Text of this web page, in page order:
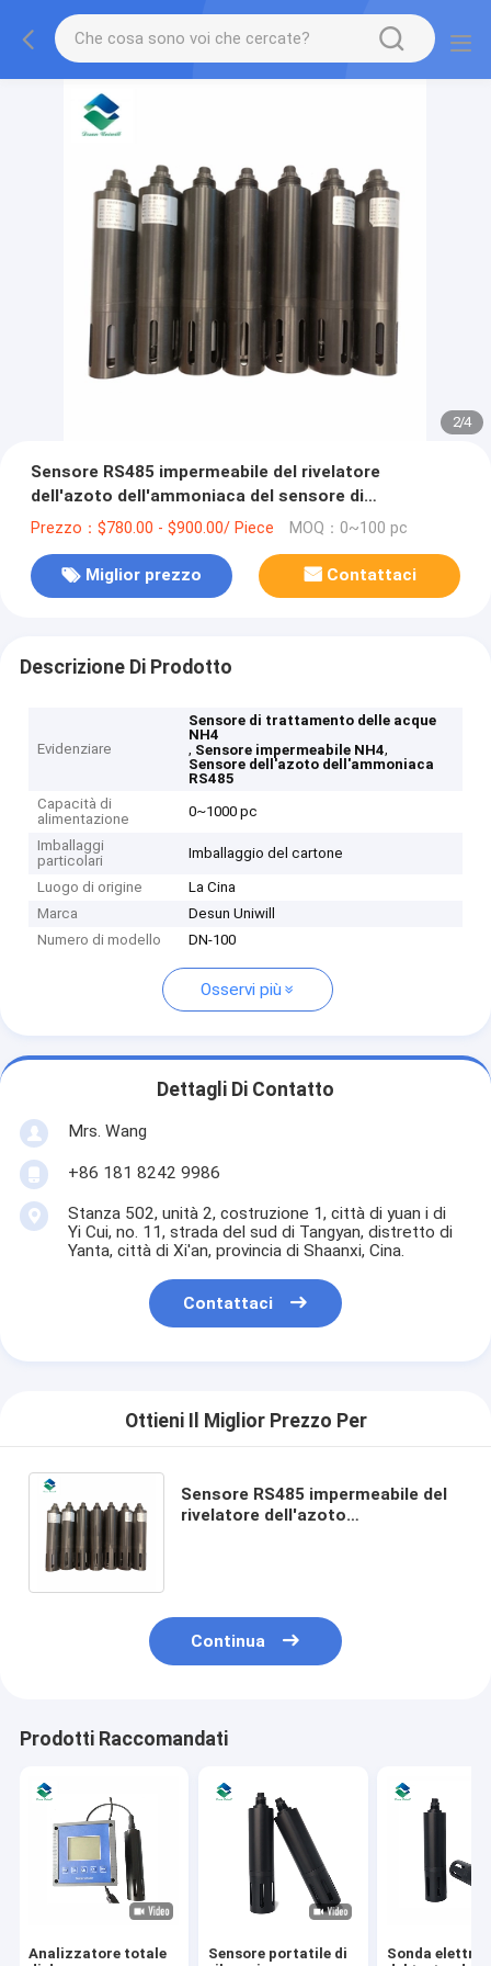
2/4
Sensore RS485 impermeabile del rivelatore
dell'azoto dell'ammoniaca del sensore di
trattamento delle acque NH4
Prezzo：$780.00 - $900.00/ Piece MOQ：0~100 pc
Miglior prezzo Contattaci
Descrizione Di Prodotto
Evidenziare
Sensore di trattamento delle acque
NH4
, Sensore impermeabile NH4,
Sensore dell'azoto dell'ammoniaca
RS485
Capacità di
alimentazione
0~1000 pc
Imballaggi
particolari
Imballaggio del cartone
Luogo di origine
La Cina
Marca
Desun Uniwill
Numero di modello
DN-100
Osservi più
Dettagli Di Contatto
Mrs. Wang
+86 181 8242 9986
Stanza 502, unità 2, costruzione 1, città di yuan i di
Yi Cui, no. 11, strada del sud di Tangyan, distretto di
Yanta, città di Xi'an, provincia di Shaanxi, Cina.
Contattaci
Ottieni Il Miglior Prezzo Per
Sensore RS485 impermeabile del
rivelatore dell'azoto
Continua
Prodotti Raccomandati
Analizzatore totale
Sensore portatile di
Sonda